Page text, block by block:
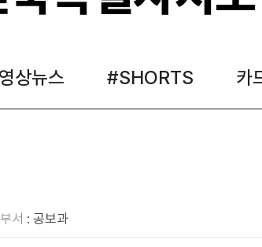
영상뉴스 #SHORTS 카
서 : 공보과